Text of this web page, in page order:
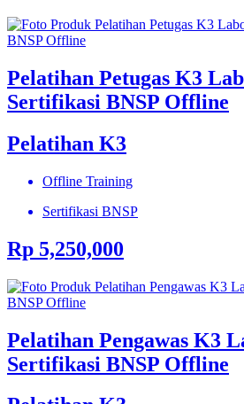
Pelatihan Petugas K3
Sertifikasi BNSP Offline
Pelatihan K3
Offline Training
Sertifikasi BNSP
Rp 5,250,000
Pelatihan Pengawas K3
Sertifikasi BNSP Offline